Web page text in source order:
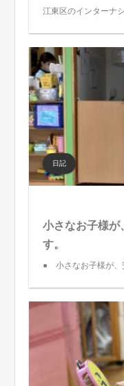
江東区のインターナ
日記
小さなお子様が
す。
● 小さなお子様が、